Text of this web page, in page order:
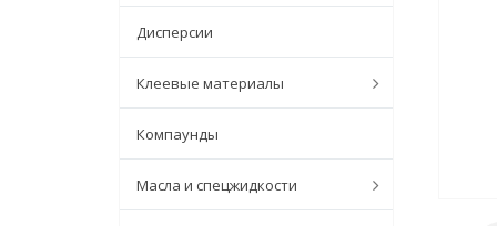
Дисперсии
Клеевые материалы
Компаунды
Масла и спецжидкости